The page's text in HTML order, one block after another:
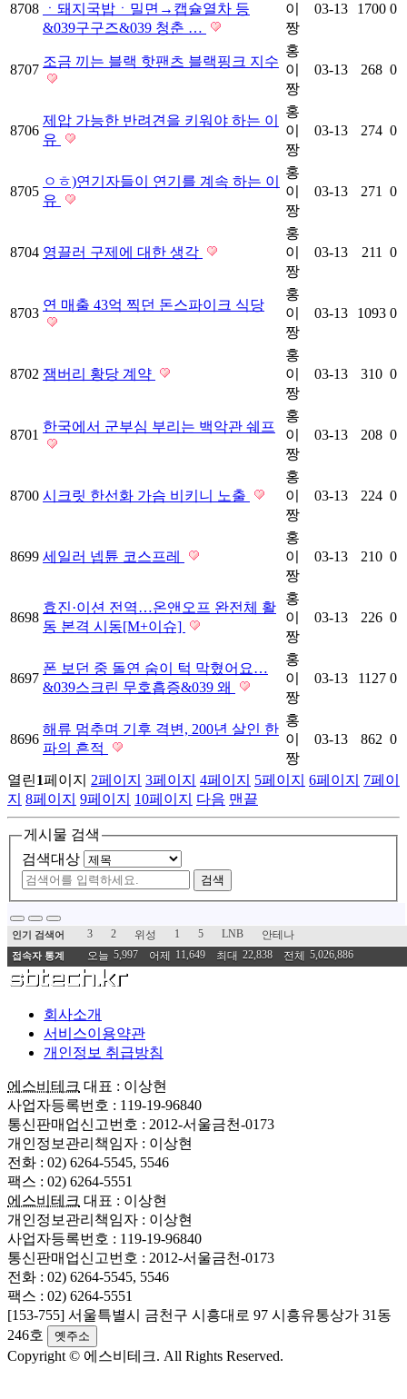
8708
ㆍ돼지국밥ㆍ밀면→캡슐열차 등
&039구구즈&039 청춘 …
이
짱
03-13 1700 0
8707
조금 끼는 블랙 핫팬츠 블랙핑크 지수
홍
이
짱
03-13 268 0
8706
제압 가능한 반려견을 키워야 하는 이
유
홍
이
짱
03-13 274 0
8705
ㅇㅎ)연기자들이 연기를 계속 하는 이
유
홍
이
짱
03-13 271 0
8704 영끌러 구제에 대한 생각
홍
이
짱
03-13 211 0
8703
연 매출 43억 찍던 돈스파이크 식당
홍
이
짱
03-13 1093 0
8702 잼버리 황당 계약
홍
이
짱
03-13 310 0
8701
한국에서 군부심 부리는 백악관 쉐프
홍
이
짱
03-13 208 0
8700 시크릿 한선화 가슴 비키니 노출
홍
이
짱
03-13 224 0
8699 세일러 넵튠 코스프레
홍
이
짱
03-13 210 0
8698
효진·이션 전역…온앤오프 완전체 활
동 본격 시동[M+이슈]
홍
이
짱
03-13 226 0
8697
폰 보던 중 돌연 숨이 턱 막혔어요…
&039스크린 무호흡증&039 왜
홍
이
짱
03-13 1127 0
8696
해류 멈추며 기후 격변, 200년 살인 한
파의 흔적
홍
이
짱
03-13 862 0
열린1페이지 2페이지 3페이지 4페이지 5페이지 6페이지 7페이
지 8페이지 9페이지 10페이지 다음 맨끝
게시물 검색
검색대상
검색
인기 검색어 3 2 위성 1 5 LNB 안테나
접속자 통계 오늘 5,997 어제 11,649 최대 22,838 전체 5,026,886
회사소개
서비스이용약관
개인정보 취급방침
에스비테크 대표 : 이상현
사업자등록번호 : 119-19-96840
통신판매업신고번호 : 2012-서울금천-0173
개인정보관리책임자 : 이상현
전화 : 02) 6264-5545, 5546
팩스 : 02) 6264-5551
에스비테크 대표 : 이상현
개인정보관리책임자 : 이상현
사업자등록번호 : 119-19-96840
통신판매업신고번호 : 2012-서울금천-0173
전화 : 02) 6264-5545, 5546
팩스 : 02) 6264-5551
[153-755] 서울특별시 금천구 시흥대로 97 시흥유통상가 31동
246호
옛주소
Copyright © 에스비테크. All Rights Reserved.